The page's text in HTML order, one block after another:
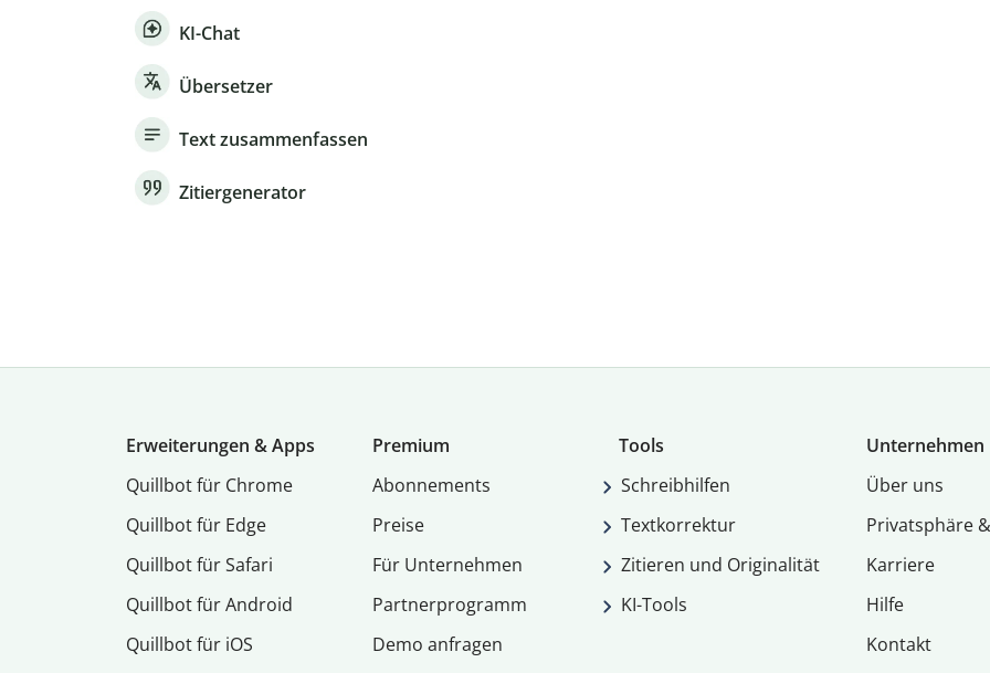
KI-Chat
Übersetzer
Text zusammenfassen
Zitiergenerator
Erweiterungen & Apps
Quillbot für Chrome
Quillbot für Edge
Quillbot für Safari
Quillbot für Android
Quillbot für iOS
Premium
Abon­ne­ments
Preise
Für Unternehmen
Partnerprogramm
Demo anfragen
Tools
Schreibhilfen
Textkorrektur
Zitieren und Originalität
KI-Tools
Unternehmen
Über uns
Privatsphäre
Karriere
Hilfe
Kontakt